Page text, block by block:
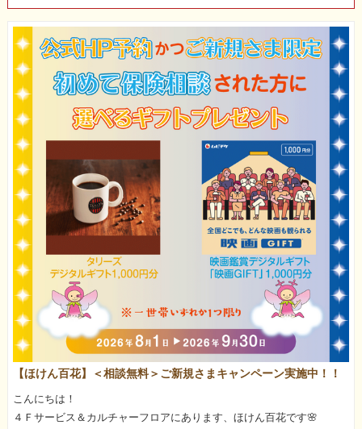
【ほけん百花】＜相談無料＞ご新規さまキャンペーン実施中！！
こんにちは！
４Ｆサービス＆カルチャーフロアにあります、ほけん百花です🌸